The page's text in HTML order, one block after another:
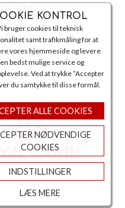
KONTROL
bruger cookies til teknisk
samt trafikmåling for at
vores hjemmeside og levere
bedst mulige service og
Ved at trykke ”Accepter
du samtykke til disse formål.
ALLE COOKIES
NØDVENDIGE
COOKIES
INDSTILLINGER
LÆS MERE
18 81 00